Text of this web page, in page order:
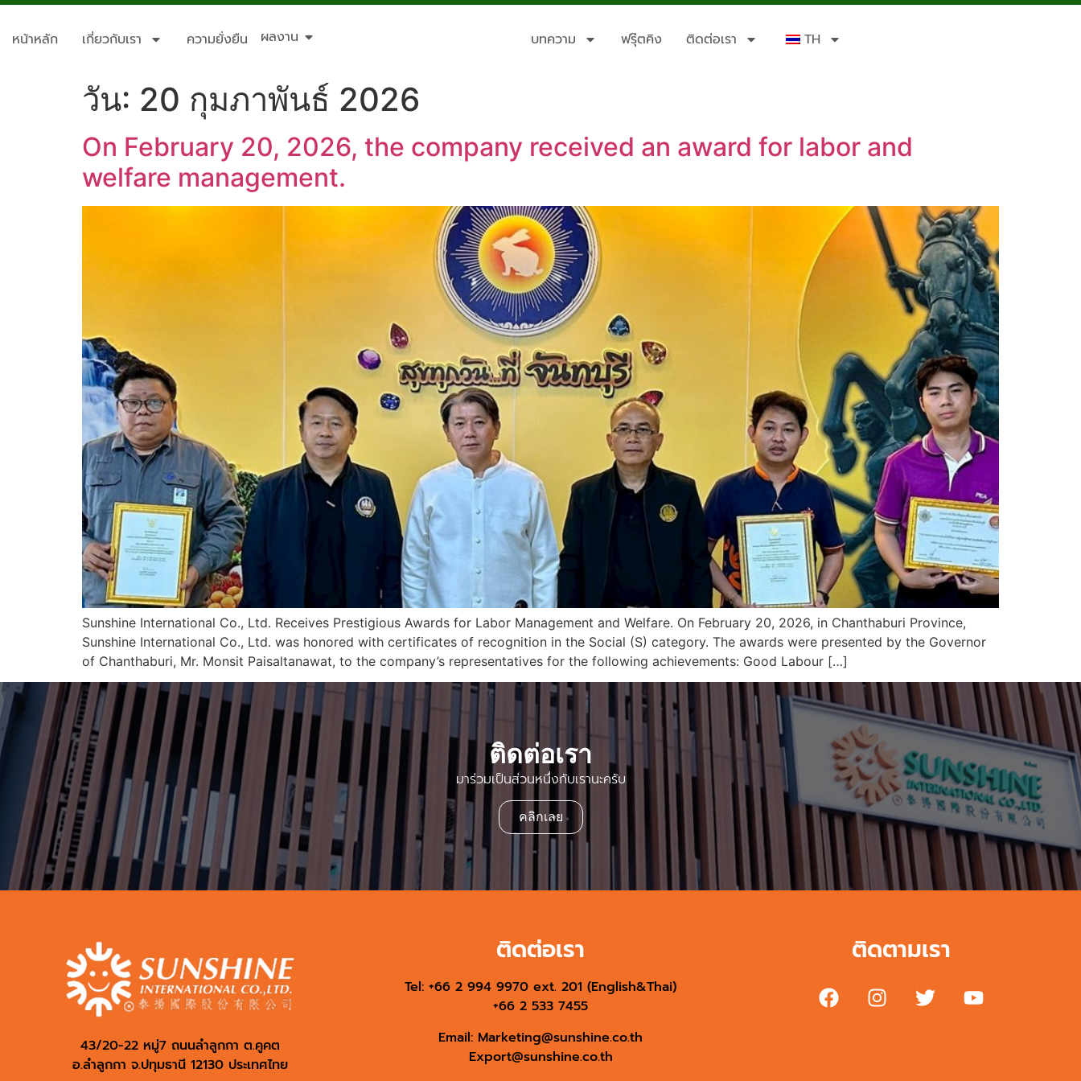
หน้าหลัก เกี่ยวกับเรา ความยั่งยืน ผลงาน บทความ ฟรุ๊ตคิง ติดต่อเรา TH
วัน: 20 กุมภาพันธ์ 2026
On February 20, 2026, the company received an award for labor and
welfare management.
Sunshine International Co., Ltd. Receives Prestigious Awards for Labor Management and Welfare. On February 20, 2026, in Chanthaburi Province,
Sunshine International Co., Ltd. was honored with certificates of recognition in the Social (S) category. The awards were presented by the Governor
of Chanthaburi, Mr. Monsit Paisaltanawat, to the company’s representatives for the following achievements: Good Labour […]
ติดต่อเรา
มาร่วมเป็นส่วนหนึ่งกับเรานะครับ
คลิกเลย
43/20-22 หมู่7 ถนนลำลูกกา ต.คูคต
อ.ลำลูกกา จ.ปทุมธานี 12130 ประเทศไทย
ติดต่อเรา
Tel: +66 2 994 9970 ext. 201 (English&Thai)
+66 2 533 7455
Email: Marketing@sunshine.co.th
Export@sunshine.co.th
ติดตามเรา